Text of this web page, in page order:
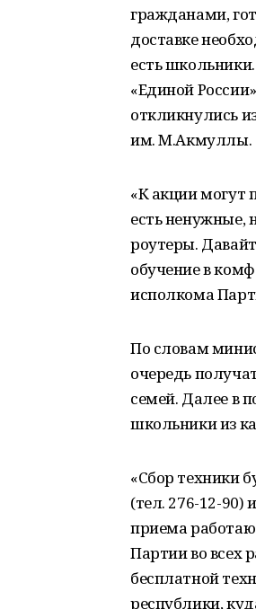
гражданами,
доставке
есть
«Единой
откликнулись
им. М.Акмуллы.
«К акции могут
есть ненужные,
роутеры.
обучение в
исполкома
По словам
очередь
семей. Далее в
школьники из
«Сбор техники
(тел. 276-12-90)
приема
Партии во всех
бесплатной
республики,